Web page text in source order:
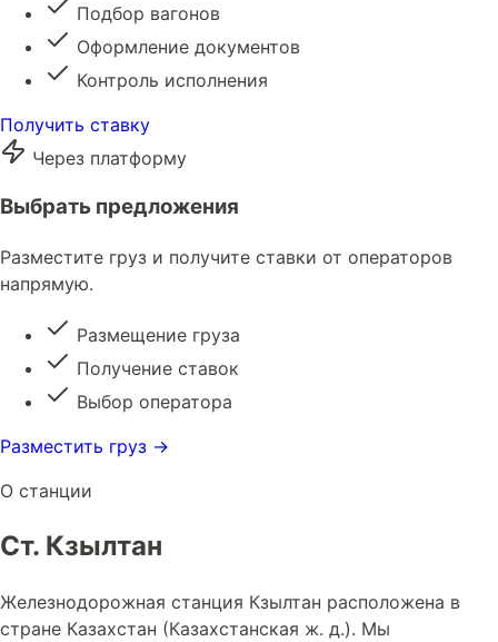
Подбор вагонов
Оформление документов
Контроль исполнения
Получить ставку
Через платформу
Выбрать предложения
Разместите груз и получите ставки от операторов
напрямую.
Размещение груза
Получение ставок
Выбор оператора
Разместить груз →
О станции
Ст. Кзылтан
Железнодорожная станция Кзылтан расположена в
стране Казахстан (Казахстанская ж. д.). Мы